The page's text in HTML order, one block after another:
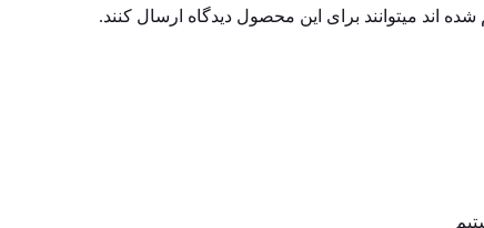
اند میتوانند برای این محصول دیدگاه ارسال کنند.